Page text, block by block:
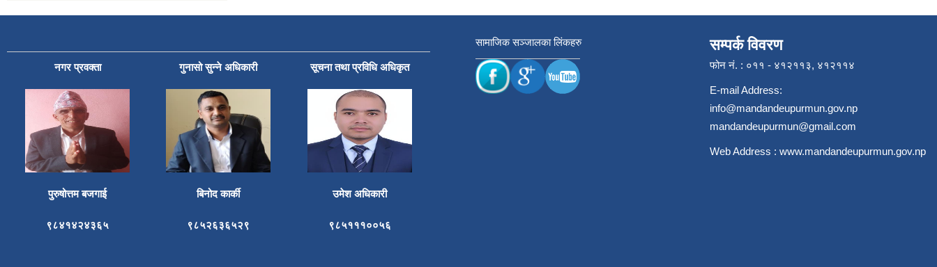
नगर प्रवक्ता गुनासो सुन्ने अधिकारी सूचना तथा प्रविधि अधिकृत
पुरुषोत्तम बजगाई बिनोद कार्की उमेश अधिकारी
९८४१४२४३६५ ९८५२६३६५२९ ९८५१११००५६
सामाजिक सञ्जालका लिंकहरु सम्पर्क विवरण
फोन नं. : ०११ - ४१२११३, ४१२११४
E-mail Address:
info@mandandeupurmun.gov.np
mandandeupurmun@gmail.com
Web Address : www.mandandeupurmun.gov.np